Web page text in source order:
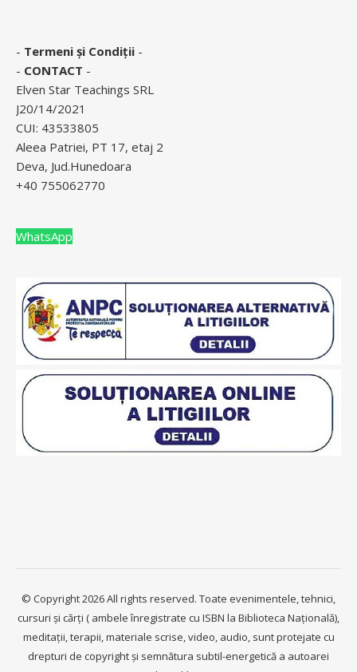
- Termeni și Condiții -
- CONTACT -
Elven Star Teachings SRL
J20/14/2021
CUI: 43533805
Aleea Patriei, PT 17, etaj 2
Deva, Jud.Hunedoara
+40 755062770
WhatsApp
© Copyright 2026 All rights reserved. Toate evenimentele, tehnici,
cursuri și cărți ( ambele înregistrate cu ISBN la Biblioteca Națională),
meditații, terapii, materiale scrise, video, audio, sunt protejate cu
drepturi de copyright și semnătura subtil-energetică a autoarei